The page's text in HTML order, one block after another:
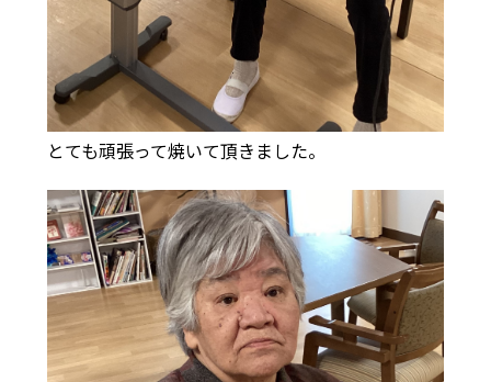
とても頑張って焼いて頂きました。